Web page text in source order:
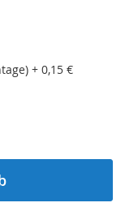
+ 0,15 €